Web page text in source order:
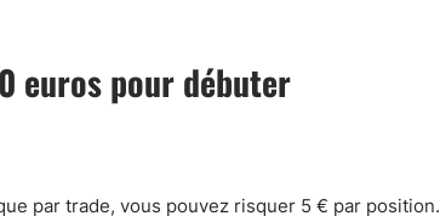
euros pour débuter
par trade, vous pouvez risquer 5 € par position.